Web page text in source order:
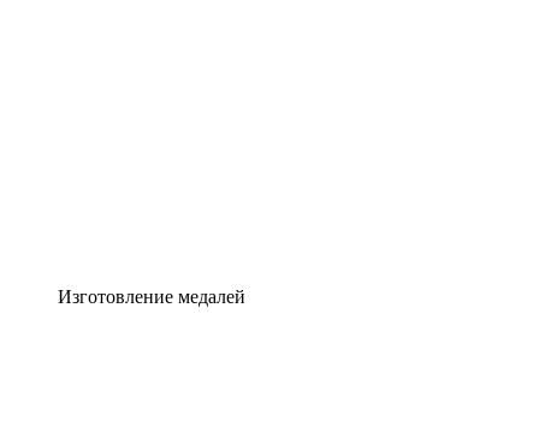
Изготовление медалей